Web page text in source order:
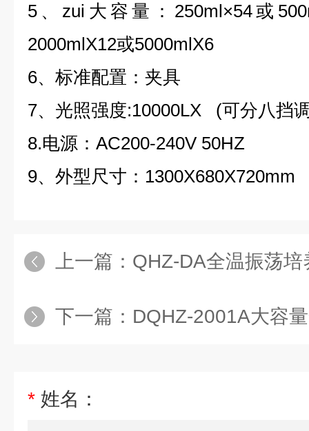
5、zui大容量：250ml×54或
2000mlX12或5000mlX6
6、标准配置：夹具
7、光照强度:10000LX (可分八挡
8.电源：AC200-240V 50HZ
9、外型尺寸：1300X680X720mm
上一篇： QHZ-DA全温振荡培
下一篇： DQHZ-2001A大容
* 姓名：